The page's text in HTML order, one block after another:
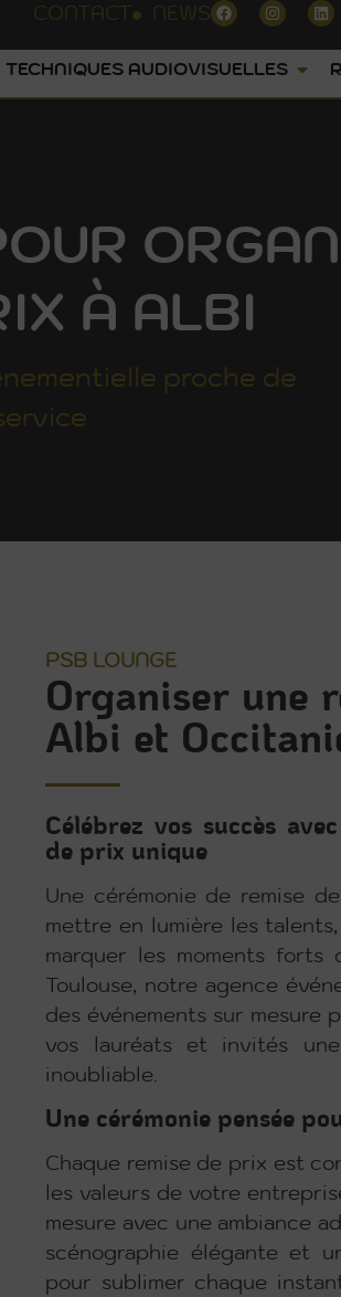
CONTACT NEWS
TECHNIQUES AUDIOVISUELLES
À ALBI
proche de
PSB LOUNGE
Organiser une
Albi et
Célébrez vos succès
de prix unique
Une cérémonie de remise
mettre en lumière les
marquer les moments forts
Toulouse, notre agence
des événements sur mesure
vos lauréats et invités
inoubliable.
Une cérémonie pensée
Chaque remise de prix est
les valeurs de votre
mesure avec une ambiance
scénographie élégante et
pour sublimer chaque